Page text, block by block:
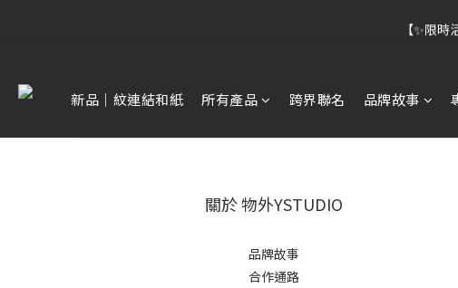
【雷雕訂單出貨暫
【✨限
【雷雕訂單出貨暫
新品｜紋連結和紙 所有產品 跨界聯名 品牌故事
關於 物外YSTUDIO
品牌故事
合作通路